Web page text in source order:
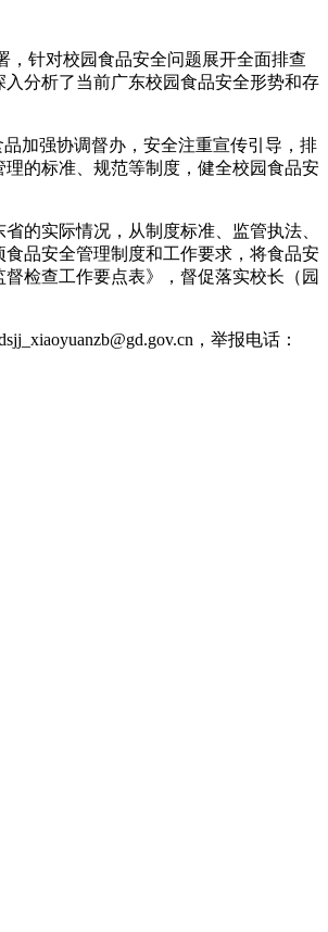
，针对校园食品安全问题展开全面排查
分析了当前广东校园食品安全形势和存
品加强协调督办，安全注重宣传引导，排
的标准、规范等制度，健全校园食品安
的实际情况，从制度标准、监管执法、
品安全管理制度和工作要求，将食品安
检查工作要点表》，督促落实校长（园
，举报电话：